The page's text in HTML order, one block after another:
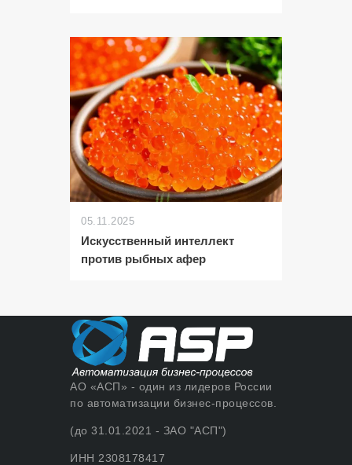
05.11.2025
Искусственный интеллект
против рыбных афер
АО «АСП» - один из лидеров России
по автоматизации бизнес-процессов.
(до 31.01.2021 - ЗАО "АСП")
ИНН 2308178417